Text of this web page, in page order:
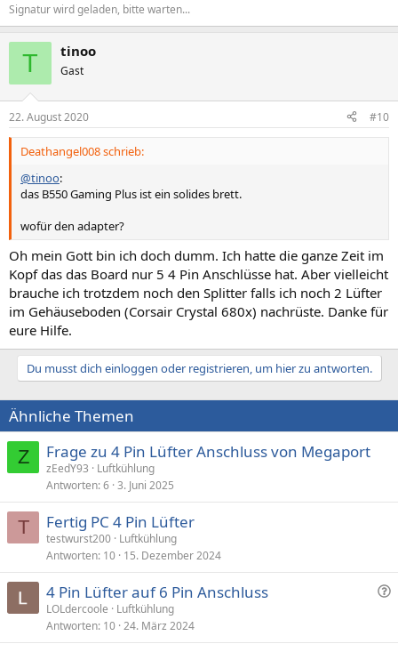
Signatur wird geladen, bitte warten...
T tinoo
Gast
22. August 2020 #10
Deathangel008 schrieb:
@tinoo:
das B550 Gaming Plus ist ein solides brett.
wofür den adapter?
Oh mein Gott bin ich doch dumm. Ich hatte die ganze Zeit im
Kopf das das Board nur 5 4 Pin Anschlüsse hat. Aber vielleicht
brauche ich trotzdem noch den Splitter falls ich noch 2 Lüfter
im Gehäuseboden (Corsair Crystal 680x) nachrüste. Danke für
eure Hilfe.
Du musst dich einloggen oder registrieren, um hier zu antworten.
Ähnliche Themen
Z Frage zu 4 Pin Lüfter Anschluss von Megaport
zEedY93
Luftkühlung
Antworten 6 3. Juni 2025
T Fertig PC 4 Pin Lüfter
testwurst200 Luftkühlung
Antworten 10 15. Dezember 2024
F
g
4 Pin Lüfter auf 6 Pin Anschluss
LOLdercoole
Luftkühlung
Antworten 10 24. März 2024